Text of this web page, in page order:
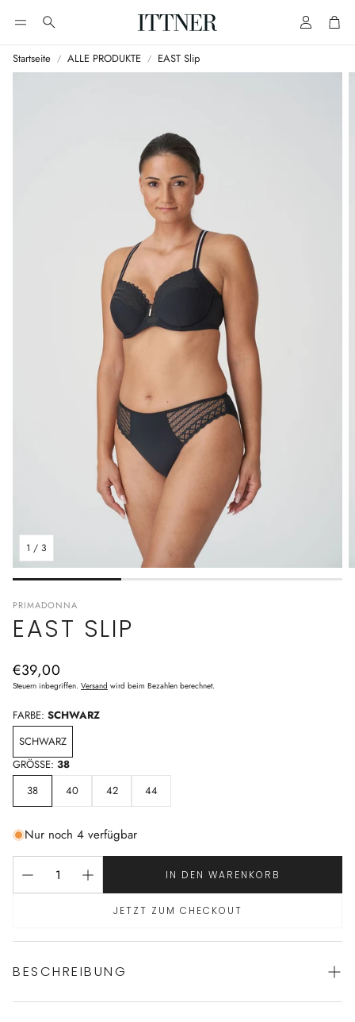
Suche AccountCart
Startseite ALLE PRODUKTE EAST Slip
1 / 3
PRIMADONNA
EAST SLIP
Normaler
Preis
€39,00
Steuern inbegriffen. Versand wird beim Bezahlen berechnet.
FARBE: SCHWARZ
SCHWARZ
GRÖSSE: 38
38
40 42 44
Nur noch 4 verfügbar
IN DEN WARENKORB
JETZT ZUM CHECKOUT
BESCHREIBUNG